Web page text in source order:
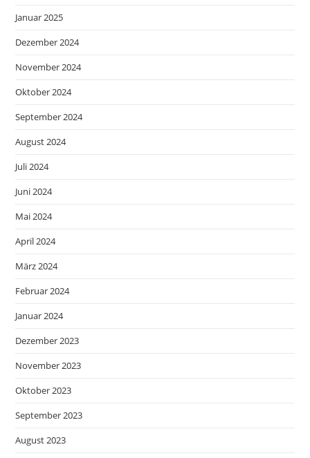
Januar 2025
Dezember 2024
November 2024
Oktober 2024
September 2024
August 2024
Juli 2024
Juni 2024
Mai 2024
April 2024
März 2024
Februar 2024
Januar 2024
Dezember 2023
November 2023
Oktober 2023
September 2023
August 2023